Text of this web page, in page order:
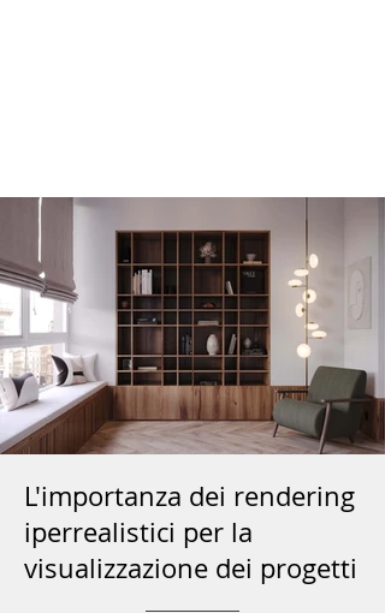
L'importanza dei rendering
iperrealistici per la
visualizzazione dei progetti